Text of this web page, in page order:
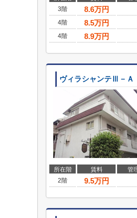
3階
8.6万円
4階 8.5万円
4階 8.9万円
ヴィラシャンテⅢ－Ａ
所在階 賃料
管
2階
9.5万円